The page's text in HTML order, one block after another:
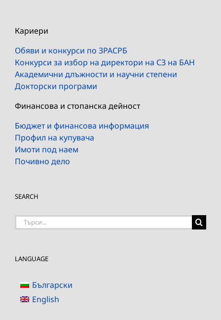
Кариери
Обяви и конкурси по ЗРАСРБ
Конкурси за избор на директори на СЗ на БАН
Академични длъжности и научни степени
Докторски програми
Финансова и стопанска дейност
Бюджет и финансова информация
Профил на купувача
Имоти под наем
Почивно дело
SEARCH
Търсене
LANGUAGE
Български
English